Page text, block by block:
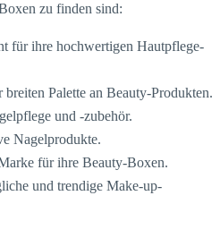
zu finden sind:
für ihre hochwertigen Hautpflege-
Palette an Beauty-Produkten.
und -zubehör.
Nagelprodukte.
für ihre Beauty-Boxen.
und trendige Make-up-